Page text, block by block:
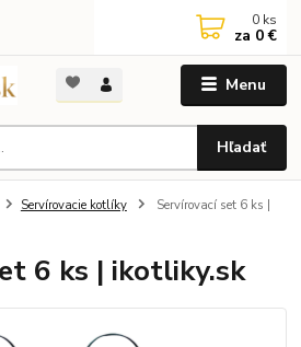
Menu
Hľadať
0 ks
za 0 €
Servírovacie kotlíky
Servírovací set 6 ks |
6 ks | ikotliky.sk